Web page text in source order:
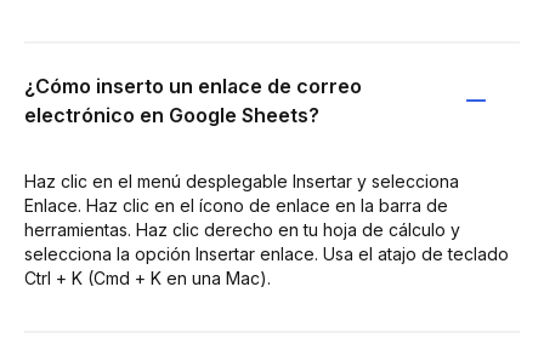
¿Cómo inserto un enlace de correo
electrónico en Google Sheets?
Haz clic en el menú desplegable Insertar y selecciona
Enlace. Haz clic en el ícono de enlace en la barra de
herramientas. Haz clic derecho en tu hoja de cálculo y
selecciona la opción Insertar enlace. Usa el atajo de teclado
Ctrl + K (Cmd + K en una Mac).